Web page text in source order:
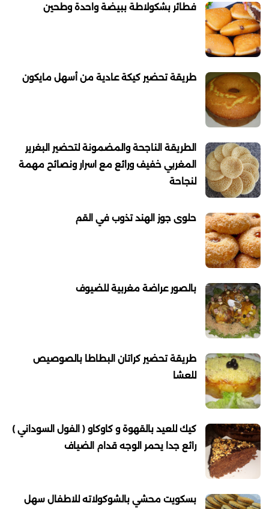
فطائر بشكولاطة ببيضة واحدة وطحين
طريقة تحضير كيكة عادية من أسهل مايكون
الطريقة الناجحة والمضمونة لتحضير البغرير
المغربي خفيف ورائع مع اسرار ونصائح مهمة
لنجاحة
حلوى جوز الهند تذوب في القم
بالصور عراضة مغربية للضيوف
طريقة تحضير كراتان البطاطا بالصوصيص
للعشا
كيك للعيد بالقهوة و كاوكاو ( الفول السوداني )
رائع جدا يحمر الوجه قدام الضياف
بسكويت محشي بالشوكولاته للاطفال سهل